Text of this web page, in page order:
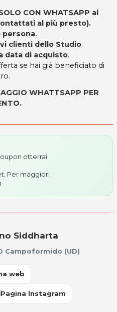
CON WHATSAPP al
al più presto).
persona.
clienti dello Studio.
data di acquisto.
se hai già beneficiato di
WHATTSAPP PER
otterrai
Per maggiori
Siddharta
Campoformido (UD)
web
Pagina Instagram